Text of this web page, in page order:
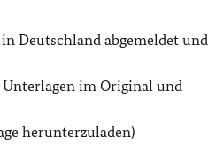
Deutschland abgemeldet und
Unterlagen im Original und
herunterzuladen)